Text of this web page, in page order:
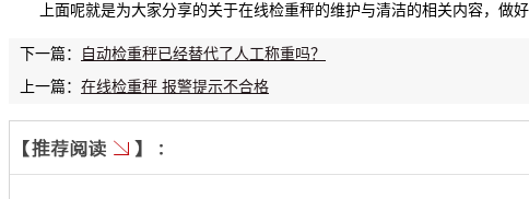
上面呢就是为大家分享的关于在线检重秤的维护与清洁的相关内容，做
下一篇：
自动检重秤已经替代了人工称重吗？
上一篇： 在线检重秤 报警提示不合格